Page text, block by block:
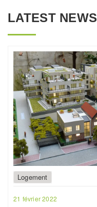
LATEST NEWS
Logement
21 février 2022